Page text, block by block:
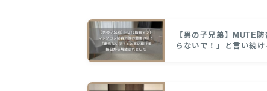
【男の子兄弟】MUTE
らないで！」と言い続